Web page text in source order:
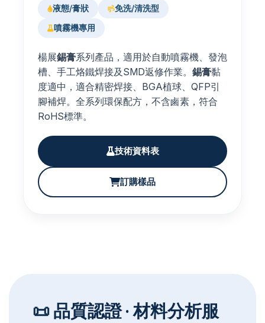
液態/膏狀 免洗/清洗型
噴霧機專用
楊展錫膏系列產品，適用於自動噴霧機、發泡
槽、手工烙鐵焊接及SMD返修作業。 錫膏黏
度適中，適合精密焊接、BGA植球、QFP引
腳補焊。全系列環保配方，不含鹵素，符合
RoHS標準。
技術資料表
訂購樣品
📜 品質認證 · 材料分析服